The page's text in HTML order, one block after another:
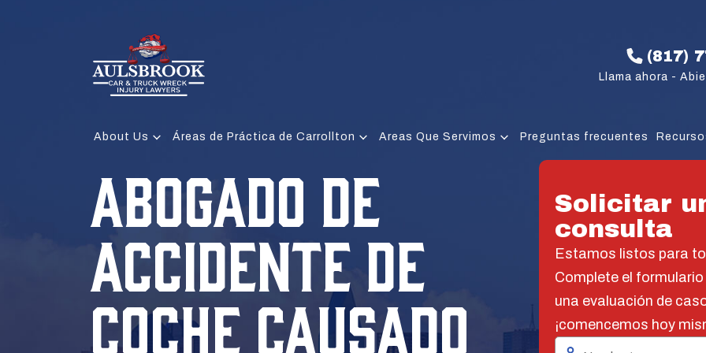
(817)
Llama ahora -
About Us Áreas de Práctica de Carrollton Areas Que Servimos Preguntas frecuentes
ABOGADO DE
ACCIDENTE DE
COCHE CAUSADO
Solicitar
consulta
Estamos listos para
Complete el
una evaluación de
¡comencemos hoy